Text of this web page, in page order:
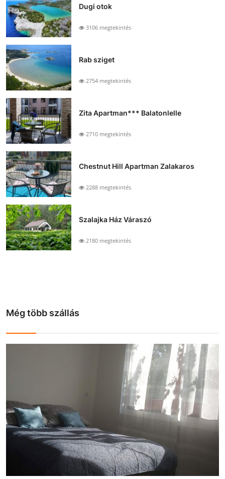
Dugi otok
3106 megtekintés
Rab sziget
2754 megtekintés
Zita Apartman*** Balatonlelle
2710 megtekintés
Chestnut Hill Apartman Zalakaros
2288 megtekintés
Szalajka Ház Váraszó
2180 megtekintés
Még több szállás